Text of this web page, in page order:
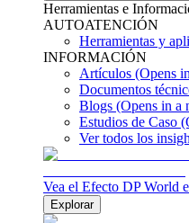
Herramientas e
AUTOATENCIÓN
Herramientas y
INFORMACIÓN
Artículos (Opens
Documentos
Blogs (Opens in a
Estudios de Caso
Ver todos los
Vea el Efecto DP World
Explorar